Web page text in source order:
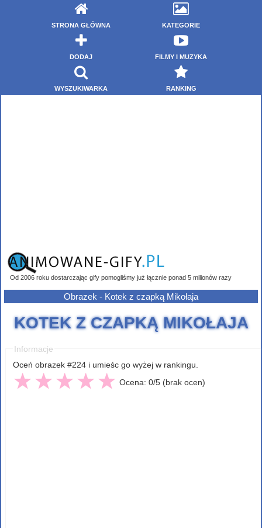
STRONA GŁÓWNA KATEGORIE
DODAJ FILMY I MUZYKA
WYSZUKIWARKA RANKING
Od 2006 roku dostarczając gify pomogliśmy już łącznie ponad 5 milionów razy
Obrazek - Kotek z czapką Mikołaja
KOTEK Z CZAPKĄ MIKOŁAJA
Informacje
Oceń obrazek #224 i umieśc go wyżej w rankingu.
Ocena: 0/5 (brak ocen)